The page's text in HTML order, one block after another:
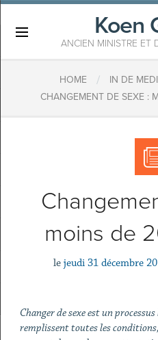
Koen
ANCIEN MINISTRE ET
HOME / IN DE
CHANGEMENT DE SEXE :
moins de
le jeudi 31 décembre
Changer de sexe est un
remplissent toutes les